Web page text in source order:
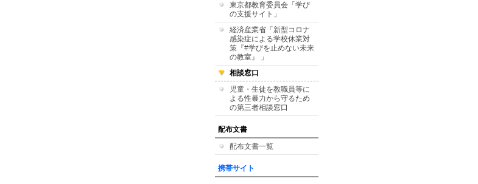
東京都教育委員会「学び
の支援サイト」
経済産業省「新型コロナ
感染症による学校休業対
策『#学びを止めない未来
の教室』 」
相談窓口
児童・生徒を教職員等に
よる性暴力から守るため
の第三者相談窓口
配布文書
配布文書一覧
携帯サイト